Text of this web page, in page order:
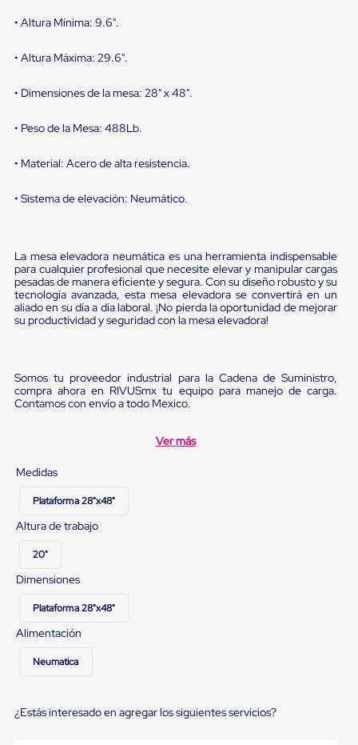
Distribución
Anti-
Hormiga
Móviles
MRO
Equipos
Diablitos
de
y
Embalaje
Playo
Emplaye
Stretch
Film
Plastico
para
Emplayar
Manejo
de
carga
sin
Tarimas
• Altura Mínima: 9.6".
• Altura Máxima: 29.6".
• Dimensiones de la mesa: 28" x 48".
• Peso de la Mesa: 488Lb.
• Material: Acero de alta resistencia.
• Sistema de elevación: Neumático.
La mesa elevadora neumática es una herramienta indispensable
para cualquier profesional que necesite elevar y manipular cargas
pesadas de manera eficiente y segura. Con su diseño robusto y su
tecnología avanzada, esta mesa elevadora se convertirá en un
aliado en su día a día laboral. ¡No pierda la oportunidad de mejorar
su productividad y seguridad con la mesa elevadora!
Somos tu proveedor industrial para la Cadena de Suministro,
compra ahora en RIVUSmx tu equipo para manejo de carga.
Contamos con envío a todo Mexico.
Ver más
Medidas
Plataforma 28"x48"
Altura de trabajo
20"
Dimensiones
Plataforma 28"x48"
Alimentación
Neumatica
¿Estás interesado en agregar los siguientes servicios?